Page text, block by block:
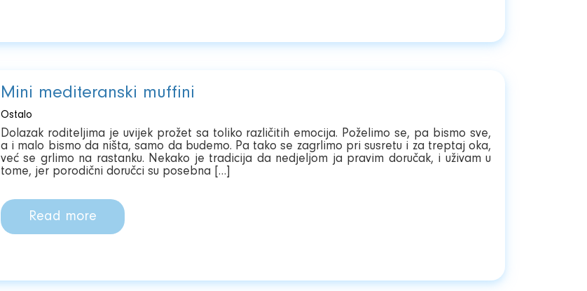
Mini mediteranski muffini
Ostalo
Dolazak roditeljima je uvijek prožet sa toliko različitih emocija. Poželimo se, pa bismo sve,
a i malo bismo da ništa, samo da budemo. Pa tako se zagrlimo pri susretu i za treptaj oka,
već se grlimo na rastanku. Nekako je tradicija da nedjeljom ja pravim doručak, i uživam u
tome, jer porodični doručci su posebna […]
Read more